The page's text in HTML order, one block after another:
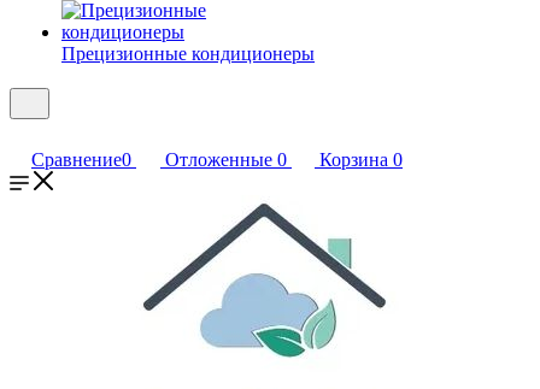
Прецизионные кондиционеры
Сравнение0 Отложенные 0 Корзина 0